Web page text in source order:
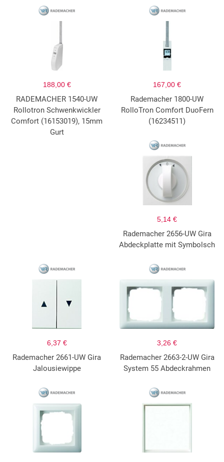
188,00 €
RADEMACHER 1540-UW
Rollotron Schwenkwickler
Comfort (16153019), 15mm
Gurt
167,00 €
Rademacher 1800-UW
RolloTron Comfort DuoFern
(16234511)
5,14 €
Rademacher 2656-UW Gira
Abdeckplatte mit Symbolsch
6,37 €
Rademacher 2661-UW Gira
Jalousiewippe
3,26 €
Rademacher 2663-2-UW Gira
System 55 Abdeckrahmen